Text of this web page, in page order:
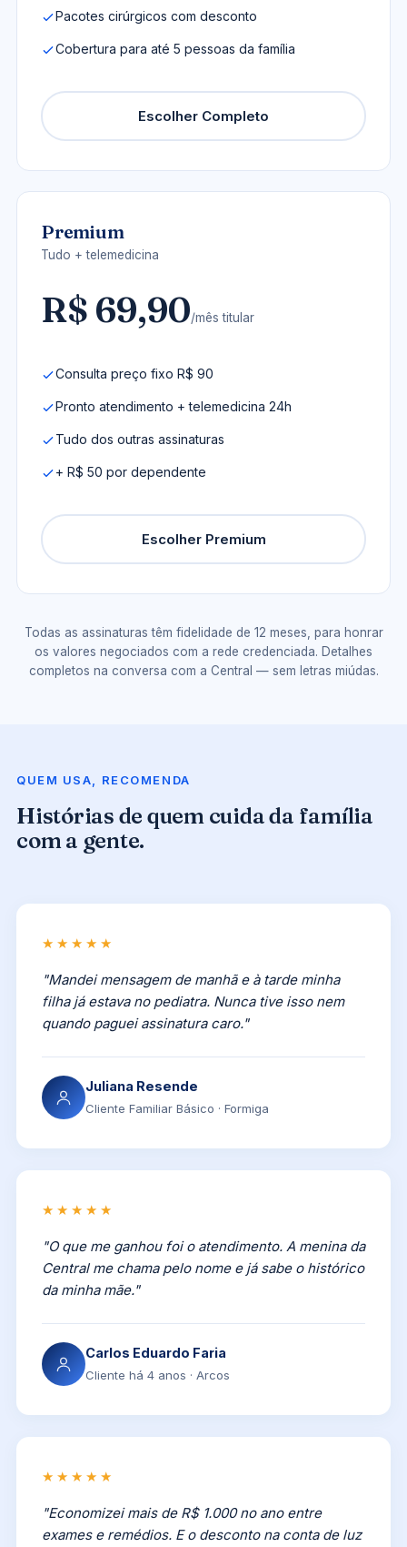
Pacotes cirúrgicos com desconto
Cobertura para até 5 pessoas da família
Escolher Completo
Premium
Tudo + telemedicina
R$ 69,90/mês titular
Consulta preço fixo R$ 90
Pronto atendimento + telemedicina 24h
Tudo dos outras assinaturas
+ R$ 50 por dependente
Escolher Premium
Todas as assinaturas têm fidelidade de 12 meses, para honrar
os valores negociados com a rede credenciada. Detalhes
completos na conversa com a Central — sem letras miúdas.
QUEM USA, RECOMENDA
Histórias de quem cuida da família
com a gente.
★★★★★
"Mandei mensagem de manhã e à tarde minha
filha já estava no pediatra. Nunca tive isso nem
quando paguei assinatura caro."
Juliana Resende
Cliente Familiar Básico · Formiga
★★★★★
"O que me ganhou foi o atendimento. A menina da
Central me chama pelo nome e já sabe o histórico
da minha mãe."
Carlos Eduardo Faria
Cliente há 4 anos · Arcos
★★★★★
"Economizei mais de R$ 1.000 no ano entre
exames e remédios. E o desconto na conta de luz